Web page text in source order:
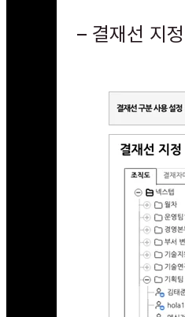
– 결재선 지